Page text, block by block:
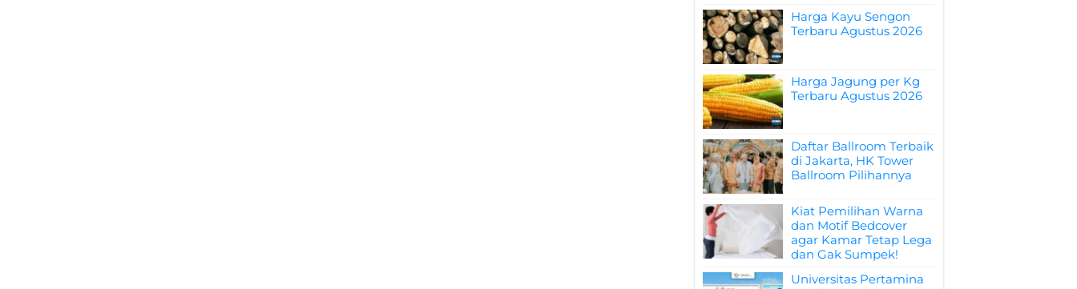
Harga Kayu Sengon
Terbaru Agustus 2026
Harga Jagung per Kg
Terbaru Agustus 2026
Daftar Ballroom Terbaik
di Jakarta, HK Tower
Ballroom Pilihannya
Kiat Pemilihan Warna
dan Motif Bedcover
agar Kamar Tetap Lega
dan Gak Sumpek!
Universitas Pertamina